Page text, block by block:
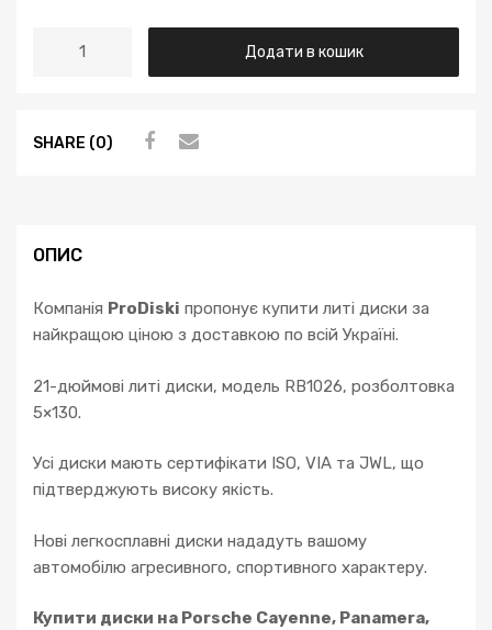
Додати в кошик
SHARE (0)
ОПИС
Компанія ProDiski пропонує купити литі диски за
найкращою ціною з доставкою по всій Україні.
21-дюймові литі диски, модель RB1026, розболтовка
5×130.
Усі диски мають сертифікати ISO, VIA та JWL, що
підтверджують високу якість.
Нові легкосплавні диски нададуть вашому
автомобілю агресивного, спортивного характеру.
Купити диски на Porsche Cayenne, Panamera,